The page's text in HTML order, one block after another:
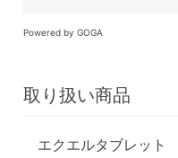
Powered by GOGA
取り扱い商品
エクエルタブレット